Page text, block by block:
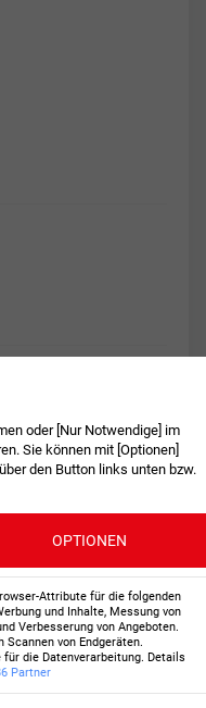
oder [Nur Notwendige] im
Sie können mit [Optionen]
den Button links unten bzw.
OPTIONEN
Attribute für die folgenden
und Inhalte, Messung von
Verbesserung von Angeboten.
von Endgeräten.
die Datenverarbeitung. Details
Partner